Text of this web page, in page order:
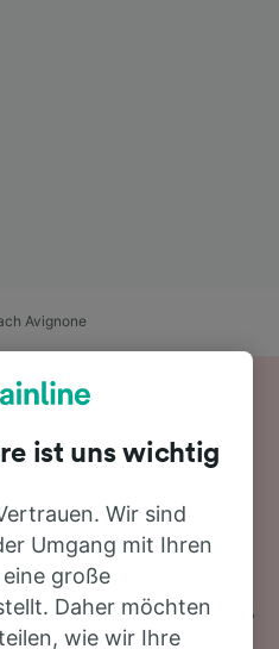
Avignone
Avignone -
Turin nach Avignone
genau richtig!
schnellsten Verbindung 5
259 km langen Strecke
ist uns wichtig
Wir sind
Umgang mit Ihren
große
Daher möchten
wie wir Ihre